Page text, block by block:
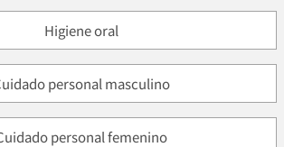
Higiene oral
personal masculino
personal femenino